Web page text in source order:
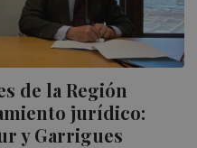
de la Región
jurídico:
y Garrigues